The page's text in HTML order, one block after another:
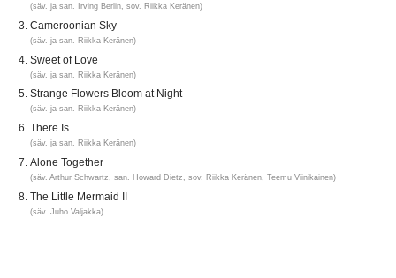
(säv. ja san. Irving Berlin, sov. Riikka Keränen)
Cameroonian Sky
(säv. ja san. Riikka Keränen)
Sweet of Love
(säv. ja san. Riikka Keränen)
Strange Flowers Bloom at Night
(säv. ja san. Riikka Keränen)
There Is
(säv. ja san. Riikka Keränen)
Alone Together
(säv. Arthur Schwartz, san. Howard Dietz, sov. Riikka Keränen, Teemu Viinikainen)
The Little Mermaid II
(säv. Juho Valjakka)